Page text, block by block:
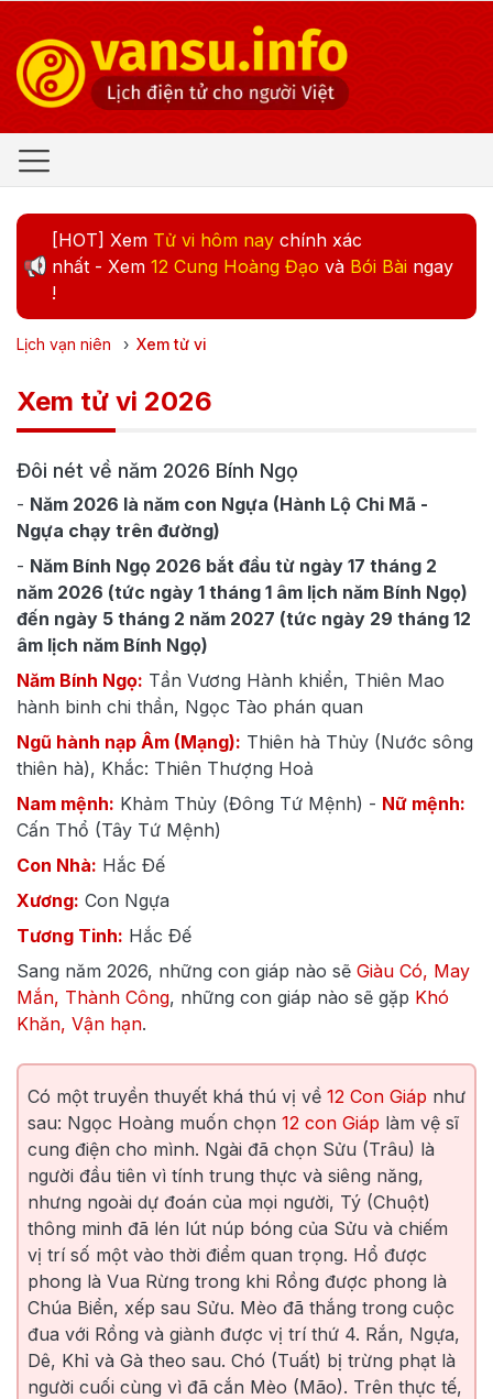
[HOT] Xem Tử vi hôm nay chính xác
nhất - Xem 12 Cung Hoàng Đạo và Bói Bài ngay
!
Lịch vạn niên › Xem tử vi
Xem tử vi 2026
Đôi nét về năm 2026 Bính Ngọ
- Năm 2026 là năm con Ngựa (Hành Lộ Chi Mã -
Ngựa chạy trên đường)
- Năm Bính Ngọ 2026 bắt đầu từ ngày 17 tháng 2
năm 2026 (tức ngày 1 tháng 1 âm lịch năm Bính Ngọ)
đến ngày 5 tháng 2 năm 2027 (tức ngày 29 tháng 12
âm lịch năm Bính Ngọ)
Năm Bính Ngọ: Tần Vương Hành khiển, Thiên Mao
hành binh chi thần, Ngọc Tào phán quan
Ngũ hành nạp Âm (Mạng): Thiên hà Thủy (Nước sông
thiên hà), Khắc: Thiên Thượng Hoả
Nam mệnh: Khảm Thủy (Đông Tứ Mệnh) - Nữ mệnh:
Cấn Thổ (Tây Tứ Mệnh)
Con Nhà: Hắc Ðế
Xương: Con Ngựa
Tương Tinh: Hắc Ðế
Sang năm 2026, những con giáp nào sẽ Giàu Có, May
Mắn, Thành Công, những con giáp nào sẽ gặp Khó
Khăn, Vận hạn.
Có một truyền thuyết khá thú vị về 12 Con Giáp như
sau: Ngọc Hoàng muốn chọn 12 con Giáp làm vệ sĩ
cung điện cho mình. Ngài đã chọn Sửu (Trâu) là
người đầu tiên vì tính trung thực và siêng năng,
nhưng ngoài dự đoán của mọi người, Tý (Chuột)
thông minh đã lén lút núp bóng của Sửu và chiếm
vị trí số một vào thời điểm quan trọng. Hổ được
phong là Vua Rừng trong khi Rồng được phong là
Chúa Biển, xếp sau Sửu. Mèo đã thắng trong cuộc
đua với Rồng và giành được vị trí thứ 4. Rắn, Ngựa,
Dê, Khỉ và Gà theo sau. Chó (Tuất) bị trừng phạt là
người cuối cùng vì đã cắn Mèo (Mão). Trên thực tế,